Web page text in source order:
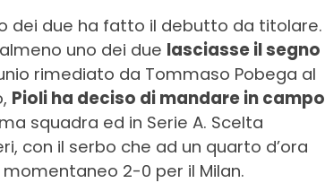
dei due ha fatto il debutto da titolare.
uno dei due lasciasse il segno
rimediato da Tommaso Pobega al
Pioli ha deciso di mandare in campo
squadra ed in Serie A. Scelta
con il serbo che ad un quarto d’ora
2-0 per il Milan.